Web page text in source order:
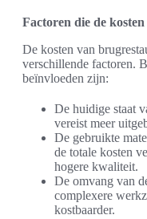
Factoren die de
De kosten van
verschillende factoren.
beïnvloeden zijn:
De huidige staat
vereist meer
De gebruikte
de totale kosten
hogere kwaliteit.
De omvang van
complexere
kostbaarder.